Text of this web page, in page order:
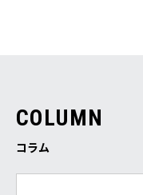
COLUMN
コラム